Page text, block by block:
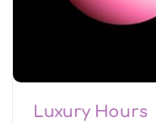
Luxury Hours